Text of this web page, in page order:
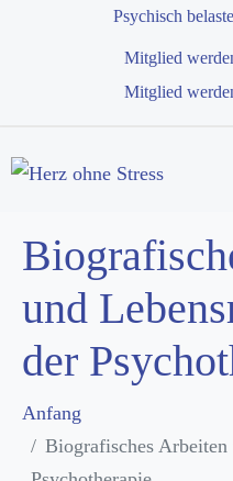
Psychisch
Mitglied
Mitglied
und
der
Anfang
Biografisches